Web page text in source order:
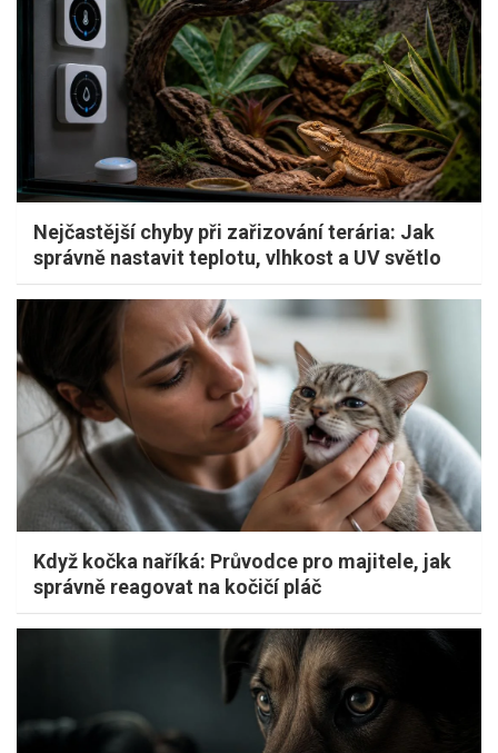
Nejčastější chyby při zařizování terária: Jak
správně nastavit teplotu, vlhkost a UV světlo
Když kočka naříká: Průvodce pro majitele, jak
správně reagovat na kočičí pláč